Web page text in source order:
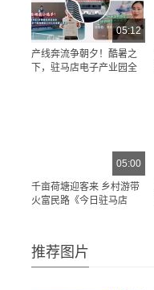
05:12
产线奔流争朝夕！酷暑之
下，驻马店电子产业园全
05:00
千亩荷塘迎客来 乡村游带
火富民路《今日驻马店
推荐图片